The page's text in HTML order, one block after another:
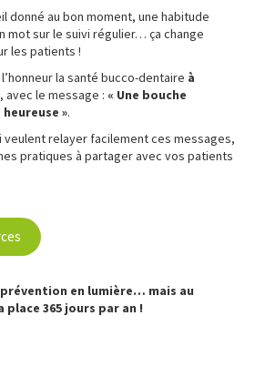
donné au bon moment, une habitude
mot sur le suivi régulier… ça change
les patients !
la santé bucco-dentaire à
, avec le message : « Une bouche
».
veulent relayer facilement ces messages,
pratiques à partager avec vos patients
en lumière… mais au
365 jours par an !